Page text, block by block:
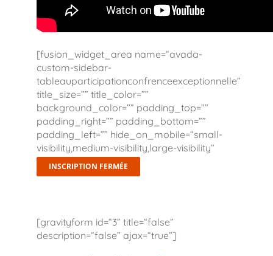
[fusion_widget_area name=“avada-
custom-sidebar-
tableauparticipationconfrenceexceptionnelle”
title_size=”” title_color=””
background_color=”” padding_top=””
padding_right=”” padding_bottom=””
padding_left=”” hide_on_mobile=“small-
visibility,medium-visibility,large-visibility”
class=”” id=”” /]
INSCRIPTION FERMÉE
[gravityform id=“3” title=“false”
description=“false” ajax=“true”]